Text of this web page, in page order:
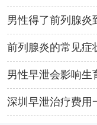
男性得了前列腺炎
前列腺炎的常见症
男性早泄会影响生
深圳早泄治疗费用